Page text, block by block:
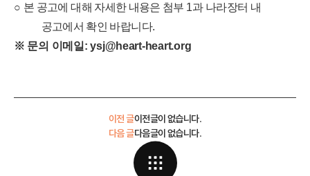
○ 본 공고에 대해 자세한 내용은 첨부 1과 나라장터 내
공고에서 확인 바랍니다.
※ 문의 이메일 : ysj@heart-heart.org
이전 글이전글이 없습니다.
다음글이 없습니다.
다음 글